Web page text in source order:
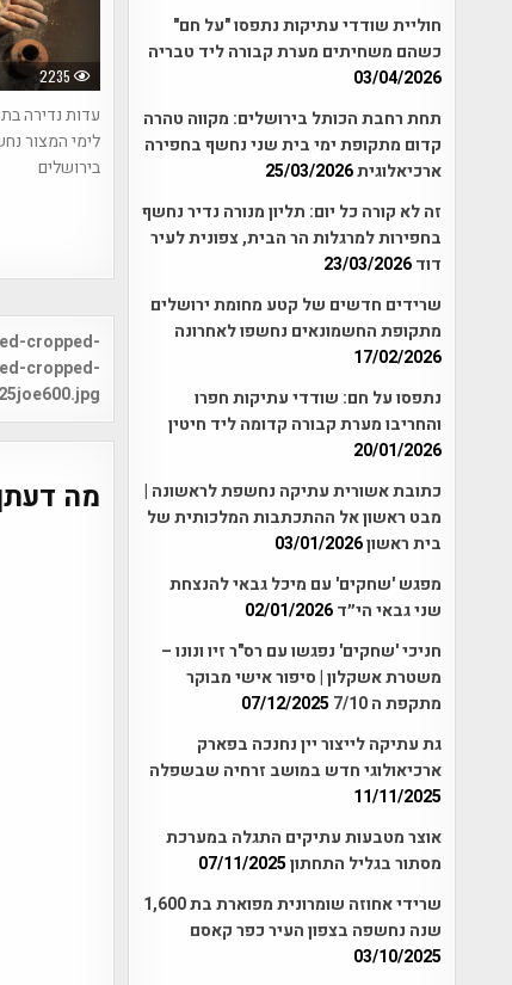
2235
לימי המצור
בירושלים
Post
cropped-
cropped-
מה
חוליית שודדי עתיקות נתפסו "על חם"
כשהם משחיתים מערת קבורה ליד טבריה
03/04/2026
תחת רחבת הכותל בירושלים: מקווה טהרה
קדום מתקופת ימי בית שני נחשף בחפירה
ארכיאלוגית25/03/2026
זה לא קורה כל יום: תליון מנורה נדיר נחשף
בחפירות למרגלות הר הבית, צפונית לעיר
דוד23/03/2026
שרידים חדשים של קטע מחומת ירושלים
מתקופת החשמונאים נחשפו לאחרונה
17/02/2026
נתפסו על חם: שודדי עתיקות חפרו
והחריבו מערת קבורה קדומה ליד חיטין
20/01/2026
כתובת אשורית עתיקה נחשפת לראשונה |
מבט ראשון אל ההתכתבות המלכותית של
בית ראשון03/01/2026
מפגש 'שחקים' עם מיכל גבאי להנצחת
שני גבאי הי״ד02/01/2026
חניכי 'שחקים' נפגשו עם רס"ר זיו ונונו –
משטרת אשקלון | סיפור אישי מבוקר
מתקפת ה 7/10
07/12/2025
גת עתיקה לייצור יין נחנכה בפארק
ארכיאולוגי חדש במושב זרחיה שבשפלה
11/11/2025
אוצר מטבעות עתיקים התגלה במערכת
מסתור בגליל התחתון07/11/2025
שרידי אחוזה שומרונית מפוארת בת 1,600
שנה נחשפה בצפון העיר כפר קאסם
03/10/2025